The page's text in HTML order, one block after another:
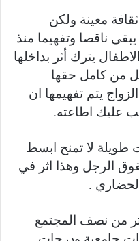
معينة ولكن
ناقصا وتفهيما منذ
يترك أثر بداخلها
من كامل حقها
يتم تفهيمها ان
اطاعته.
طويلة لا تمنح ابسط
الرجل وهذا اثر في
.
من نصف المجتمع